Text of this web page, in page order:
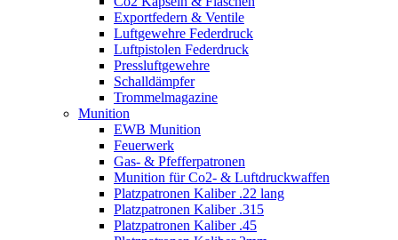
Exportfedern & Ventile
Luftgewehre Federdruck
Luftpistolen Federdruck
Pressluftgewehre
Schalldämpfer
Trommelmagazine
Munition
EWB Munition
Feuerwerk
Gas- & Pfefferpatronen
Munition für Co2- & Luftdruckwaffen
Platzpatronen Kaliber .22 lang
Platzpatronen Kaliber .315
Platzpatronen Kaliber .45